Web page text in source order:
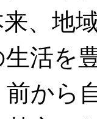
、地
活を
から